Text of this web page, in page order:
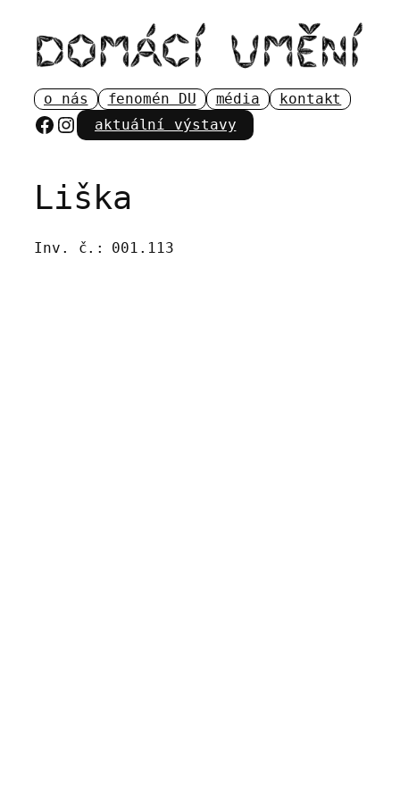
obsah
o nás fenomén DU média kontakt
Facebook
Instagram
aktuální výstavy
Liška
Inv. č.: 001.113